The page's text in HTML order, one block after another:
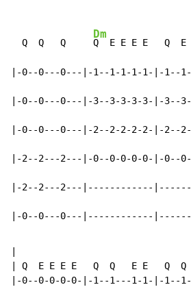
  Q  Q   Q
Dm
Q  E E E E   Q
|-0--0---0---|-1--1-1-1-1-|-1--
|-0--0---0---|-3--3-3-3-3-|-3--
|-0--0---0---|-2--2-2-2-2-|-2--
|-2--2---2---|-0--0-0-0-0-|-0--
|-2--2---2---|------------
|-0--0---0---|------------
| Q  E E E E   Q  Q   E E   Q
|-0--0-0-0-0-|-1--1---1-1-|-